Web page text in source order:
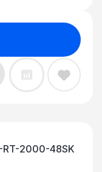
RT-2000-48SK